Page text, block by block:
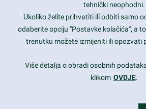
Daily: 9:00 am - 6:00 pm
Sunday: Closed
Copyright 2017FRESHFACE© All Rights
tehnički neophodni.
Ukoliko želite prihvatiti ili odbiti samo
odaberite opciju "Postavke kolačića", a
trenutku možete izmijeniti ili opozvati
Više detalja o obradi osobnih
klikom OVDJE.